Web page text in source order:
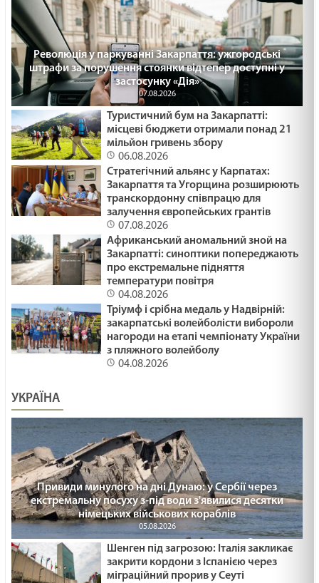
МОЛИТВА І ПРИБИРАННЯ /1486/ Майтеся
файно
29.01.2025
СТАТИ СВЯТИМ /1485/ Майтеся файно
29.01.2025
ПОДАРУВАТИ ОСЛИКА /1484/ Майтеся файно
29.01.2025
ЯК ВИЖИТИ /1483/ Майтеся файно
29.01.2025
ВІДНОВИТИСЬ /1482/ Майтеся файно
29.01.2025
МНОЖИТИ ВОГОНЬ БЛАГОСЛОВІННЯ /1481/
Майтеся файно
Ти належиш багатству чи воно - тобі? Лк 18:18-
25. 30 - а неділя по ЗСД.
29.01.2025
КУСОК ХЛІБА /1480/ Майтеся файно
29.01.2025
ЖИТТЯ ЯК ПЕРЕХРЕСТЯ /1479/ Майтеся файно
29.01.2025
Революція у паркуванні Закарпаття: ужгородські
штрафи за порушення стоянки відтепер доступні у
застосунку «Дія»
07.08.2026
Туристичний бум на Закарпатті:
місцеві бюджети отримали понад 21
мільйон гривень збору
06.08.2026
Стратегічний альянс у Карпатах:
Закарпаття та Угорщина розширюють
транскордонну співпрацю для
залучення європейських грантів
07.08.2026
Африканський аномальний зной на
Закарпатті: синоптики попереджають
про екстремальне підняття
температури повітря
04.08.2026
Тріумф і срібна медаль у Надвірній:
закарпатські волейболісти вибороли
нагороди на етапі чемпіонату України
з пляжного волейболу
04.08.2026
УКРАЇНА
Привиди минулого на дні Дунаю: у Сербії через
екстремальну посуху з-під води з'явилися десятки
німецьких військових кораблів
05.08.2026
Шенген під загрозою: Італія закликає
закрити кордони з Іспанією через
міграційний прорив у Сеуті